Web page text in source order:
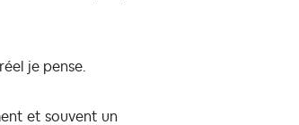
je pense.
et souvent un